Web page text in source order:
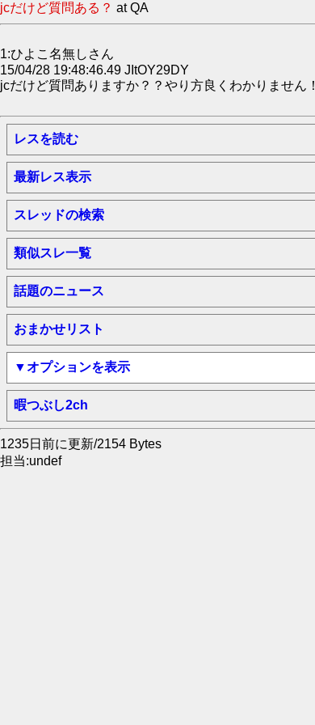
jcだけど質問ある？ at QA
1:ひよこ名無しさん
15/04/28 19:48:46.49 JItOY29DY
jcだけど質問ありますか？？やり方良くわかりません！
レスを読む
最新レス表示
スレッドの検索
類似スレ一覧
話題のニュース
おまかせリスト
▼オプションを表示
暇つぶし2ch
1235日前に更新/2154 Bytes
担当:undef